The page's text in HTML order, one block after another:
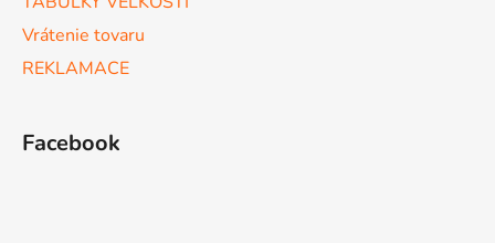
Vrátenie tovaru
REKLAMACE
Facebook